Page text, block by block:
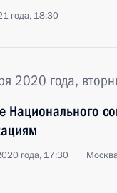
года, 18:30
2020 года,
Национального
года, 17:30